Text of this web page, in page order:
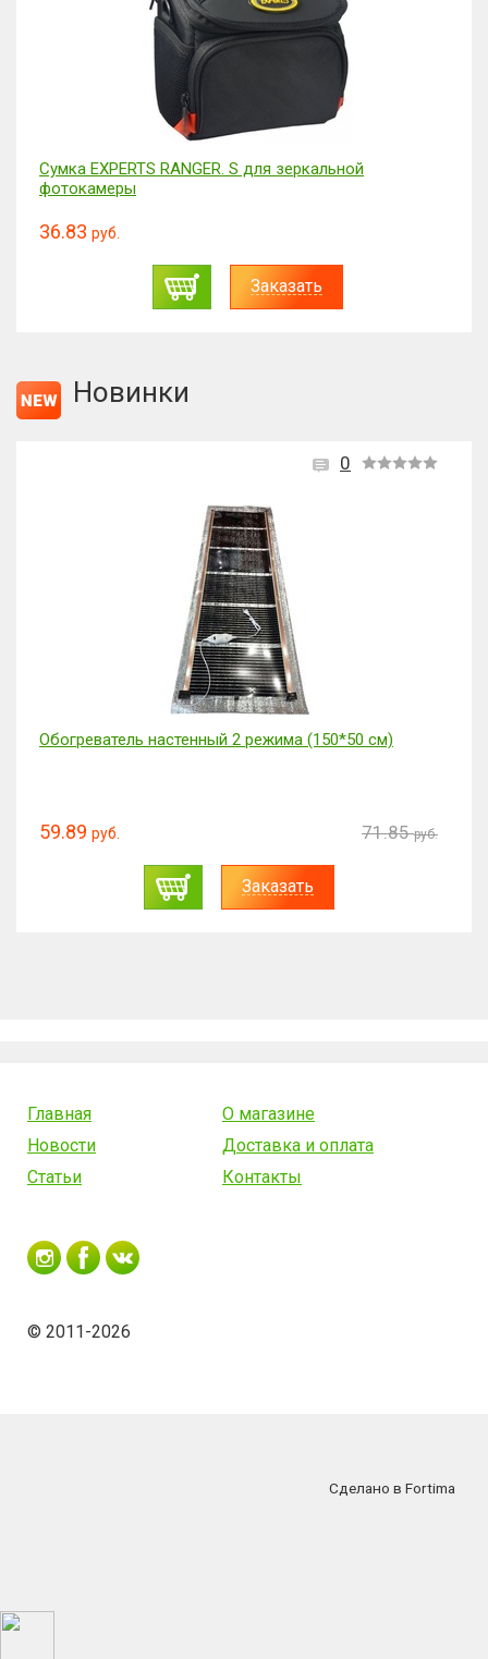
Сумка EXPERTS RANGER. S для зеркальной
фотокамеры
36.83 руб.
Заказать
Новинки
0
Обогреватель настенный 2 режима (150*50 см)
59.89 руб. 71.85 руб.
Заказать
Главная
О магазине
Новости
Доставка и оплата
Статьи
Контакты
© 2011-2026
Сделано в Fortima